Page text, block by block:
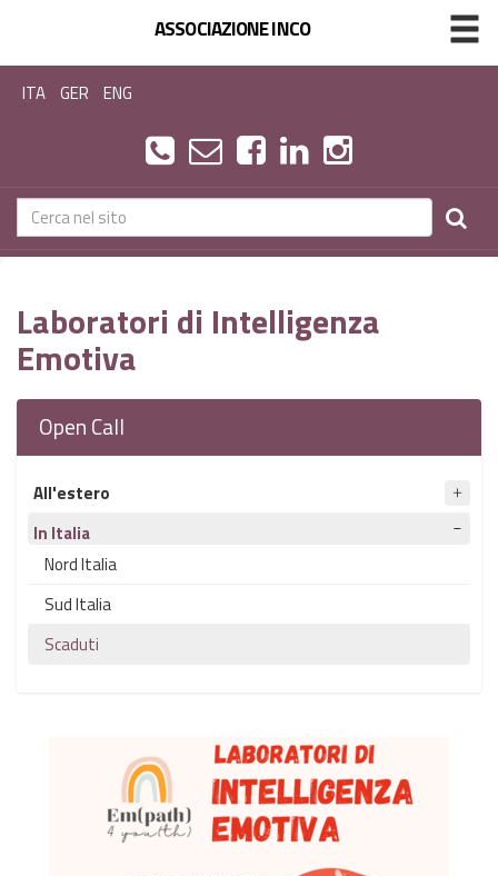
ASSOCIAZIONE INCO
ITA GER ENG
Laboratori di Intelligenza
Emotiva
Open Call
All'estero
In Italia
Nord Italia
Sud Italia
Scaduti